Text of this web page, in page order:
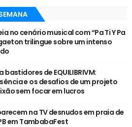
no cenário musical com “Pa Ti Y Pa
trilingue sobre um intenso
de EQUILIBRIVM:
e os desafios de um projeto
sem focar em lucros
na TV desnudos em praia de
em TambabaFest